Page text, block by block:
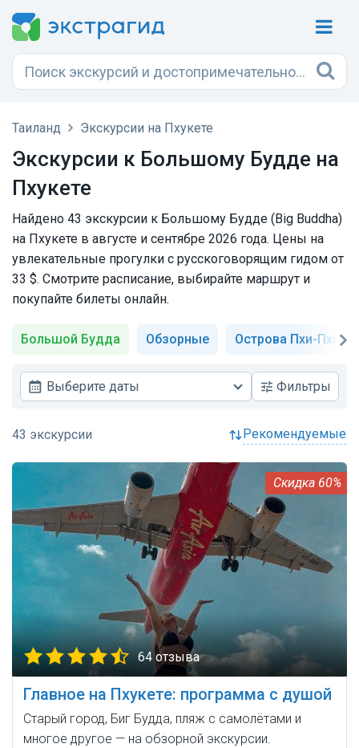
Таиланд Экскурсии на Пхукете
Экскурсии к Большому Будде на
Пхукете
Найдено 43 экскурсии к Большому Будде (Big Buddha)
на Пхукете в августе и сентябре 2026 года. Цены на
увлекательные прогулки с русскоговорящим гидом от
33 $. Смотрите расписание, выбирайте маршрут и
покупайте билеты онлайн.
Большой Будда Обзорные Острова Пхи-Пхи
Выберите даты Фильтры
рекомендуемые
60%
64 отзыва
Главное на Пхукете: программа с душой
Старый город, Биг Будда, пляж с самолётами и
многое другое — на обзорной экскурсии.